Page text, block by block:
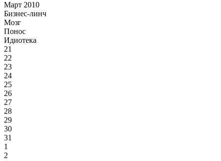
Март 2010
Бизнес-линч
Мозг
Понос
Идиотека
21
22
23
24
25
26
27
28
29
30
31
1
2